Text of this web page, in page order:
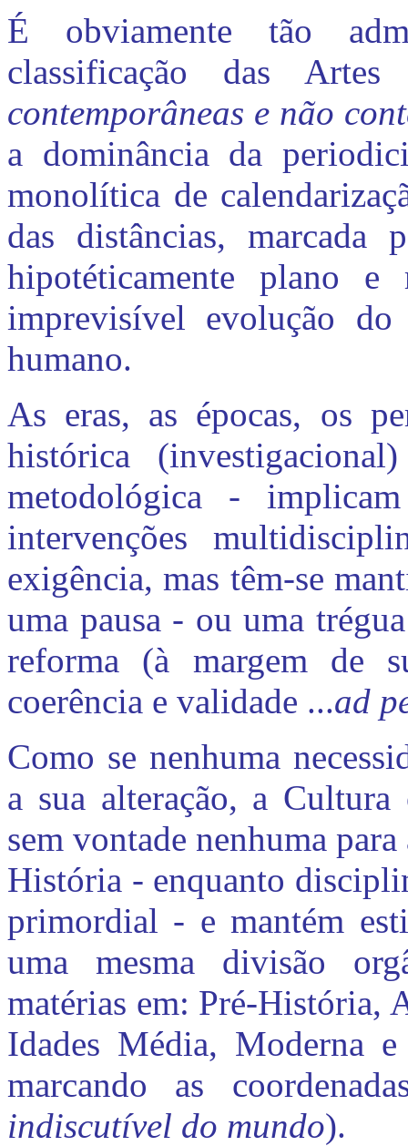
É obviamente tão
classificação das
contemporâneas e não
a dominância da
monolítica de
das distâncias, marcada
hipotéticamente plano
imprevisível evolução do
humano.
As eras, as épocas, os
histórica
metodológica -
intervenções
exigência, mas têm-se
uma pausa - ou uma
reforma (à margem de
coerência e validade ...ad
Como se nenhuma
a sua alteração, a
sem vontade nenhuma
História - enquanto
primordial - e mantém
uma mesma divisão
matérias em: Pré-História,
Idades Média, Moderna
marcando as
indiscutível do mundo).